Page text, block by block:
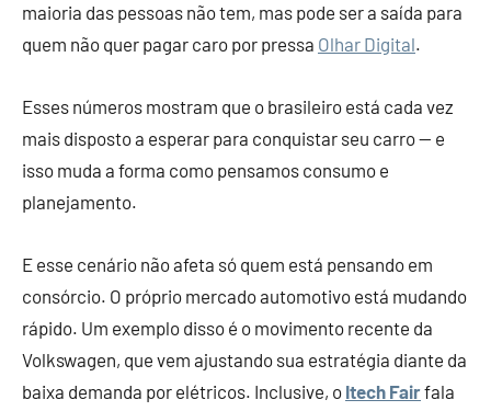
maioria das pessoas não tem, mas pode ser a saída para
quem não quer pagar caro por pressa Olhar Digital.
Esses números mostram que o brasileiro está cada vez
mais disposto a esperar para conquistar seu carro — e
isso muda a forma como pensamos consumo e
planejamento.
E esse cenário não afeta só quem está pensando em
consórcio. O próprio mercado automotivo está mudando
rápido. Um exemplo disso é o movimento recente da
Volkswagen, que vem ajustando sua estratégia diante da
baixa demanda por elétricos. Inclusive, o Itech Fairfala